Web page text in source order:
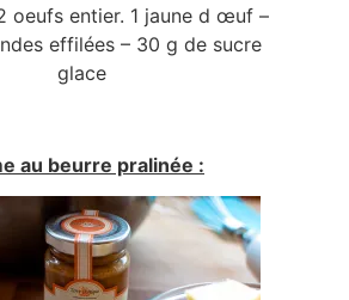
oeufs entier. 1 jaune d œuf –
effilées – 30 g de sucre
glace
au beurre pralinée :